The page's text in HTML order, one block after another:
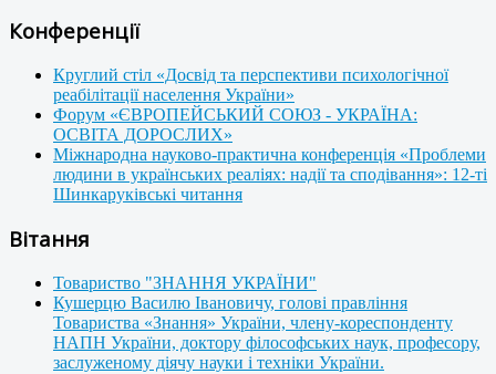
Конференції
Круглий стіл «Досвід та перспективи психологічної
реабілітації населення України»
Форум «ЄВРОПЕЙСЬКИЙ СОЮЗ - УКРАЇНА:
ОСВІТА ДОРОСЛИХ»
Міжнародна науково-практична конференція «Проблеми
людини в українських реаліях: надії та сподівання»: 12-ті
Шинкаруківські читання
Вітання
Товариство "ЗНАННЯ УКРАЇНИ"
Кушерцю Василю Івановичу, голові правління
Товариства «Знання» України, члену-кореспонденту
НАПН України, доктору філософських наук, професору,
заслуженому діячу науки і техніки України.